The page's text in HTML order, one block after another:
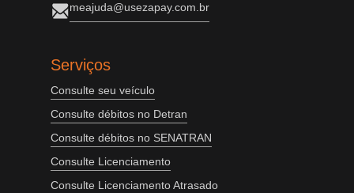
meajuda@usezapay.com.br
Serviços
Consulte seu veículo
Consulte débitos no Detran
Consulte débitos no SENATRAN
Consulte Licenciamento
Consulte Licenciamento Atrasado